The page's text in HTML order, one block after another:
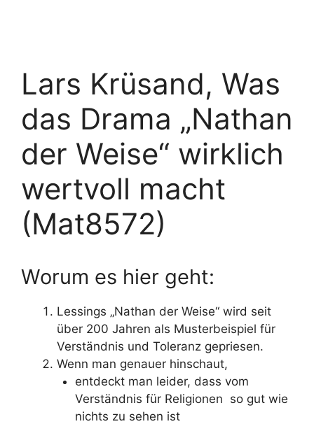
Lars Krüsand, Was
das Drama „Nathan
der Weise“ wirklich
wertvoll macht
(Mat8572)
Worum es hier geht:
Lessings „Nathan der Weise“ wird seit
über 200 Jahren als Musterbeispiel für
Verständnis und Toleranz gepriesen.
Wenn man genauer hinschaut,
entdeckt man leider, dass vom
Verständnis für Religionen so gut wie
nichts zu sehen ist